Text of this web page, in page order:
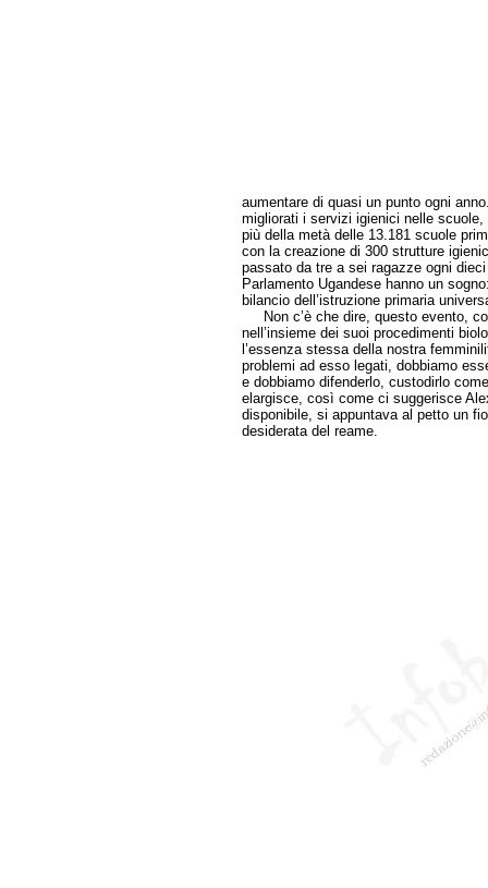
aumentare di quasi un punto ogni
migliorati i servizi igienici nelle
più della metà delle 13.181 scuole
con la creazione di 300 strutture
passato da tre a sei ragazze ogni
Parlamento Ugandese hanno un
bilancio dell’istruzione primaria
Non c’è che dire, questo evento,
nell’insieme dei suoi procedimenti
l’essenza stessa della nostra
problemi ad esso legati, dobbiamo
e dobbiamo difenderlo, custodirlo
elargisce, così come ci suggerisce
disponibile, si appuntava al petto un
desiderata del reame.